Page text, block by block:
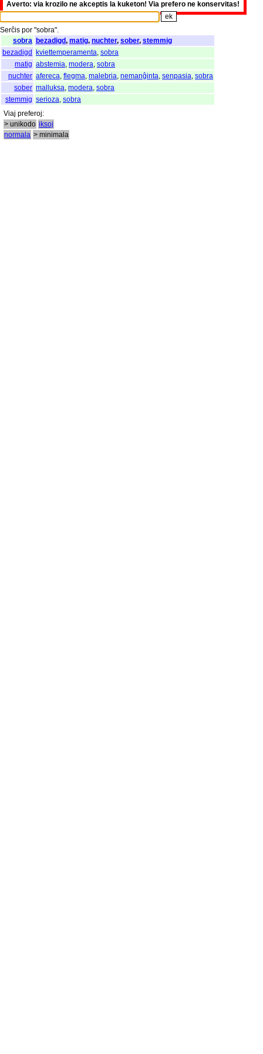
Averto: via krozilo ne akceptis la kuketon! Via prefero ne konservitas!
Serĉis por "sobra".
sobra bezadigd, matig, nuchter, sober, stemmig
bezadigd kviettemperamenta sobra
matig abstemia modera sobra
nuchter afereca flegma malebria nemanĝinta senpasia sobra
sober malluksa modera sobra
stemmig serioza sobra
Viaj preferoj:
> unikodo iksoj
normala > minimala